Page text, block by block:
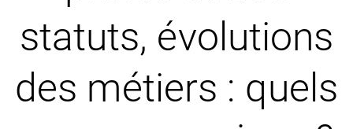
statuts, évolutions
des métiers : quels